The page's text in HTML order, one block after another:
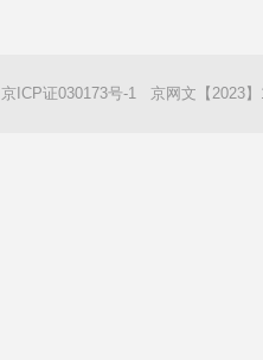
京ICP证030173号-1 京网文【